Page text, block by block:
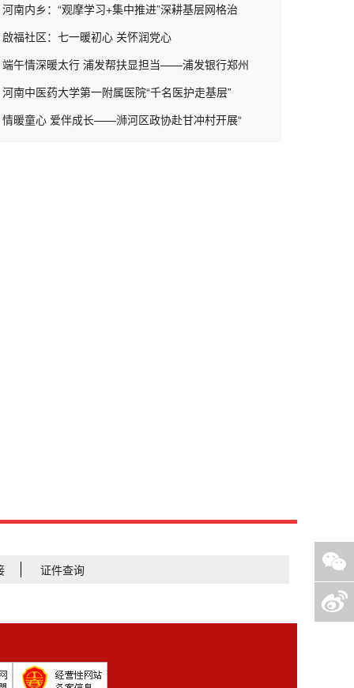
河南内乡：“观摩学习+集中推进”深耕基层网格治
啟福社区：七一暖初心 关怀润党心
端午情深暖太行 浦发帮扶显担当——浦发银行郑州
河南中医药大学第一附属医院“千名医护走基层”
情暖童心 爱伴成长——浉河区政协赴甘冲村开展“
证件查询